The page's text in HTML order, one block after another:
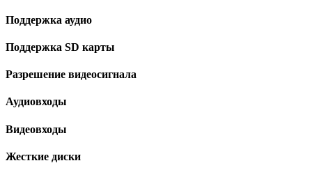
Поддержка аудио
Поддержка SD карты
Разрешение видеосигнала
Аудиовходы
Видеовходы
Жесткие диски